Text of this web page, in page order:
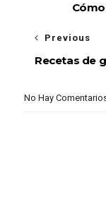
Previous
Recetas de
No Hay